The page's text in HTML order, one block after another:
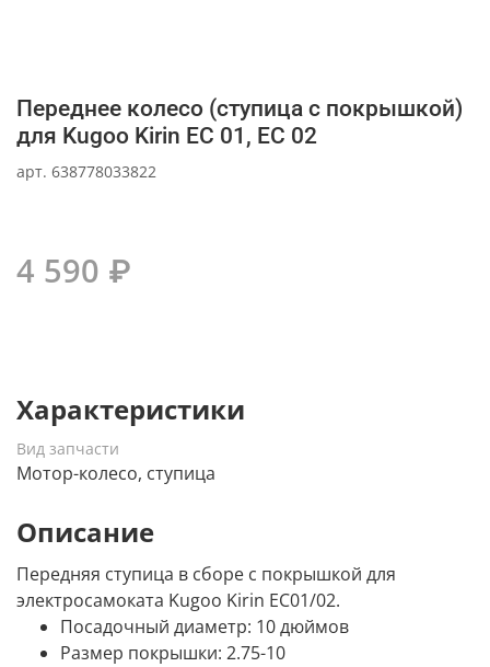
арт. 638778033822
Переднее колесо (ступица с покрышкой)
для Kugoo Kirin EC 01, EC 02
4 590 ₽
Характеристики
Вид запчасти
Мотор-колесо, ступица
Описание
Передняя ступица в сборе с покрышкой для
электросамоката Kugoo Kirin EC01/02.
Посадочный диаметр: 10 дюймов
Размер покрышки: 2.75-10